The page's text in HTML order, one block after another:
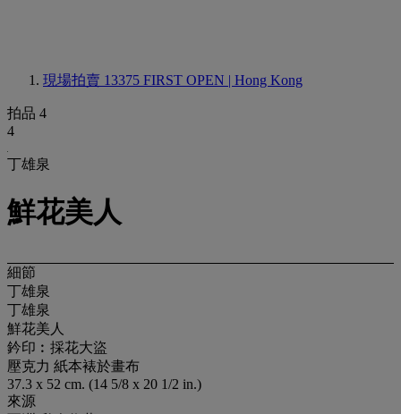
現場拍賣 13375 FIRST OPEN | Hong Kong
拍品 4
4
丁雄泉
鮮花美人
細節
丁雄泉
丁雄泉
鮮花美人
鈐印︰採花大盜
壓克力 紙本裱於畫布
37.3 x 52 cm. (14 5/8 x 20 1/2 in.)
來源